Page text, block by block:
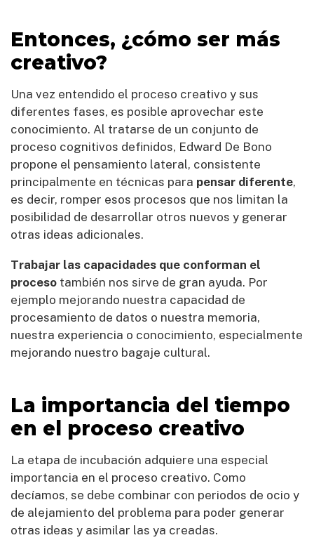
Entonces, ¿cómo ser más
creativo?
Una vez entendido el proceso creativo y sus
diferentes fases, es posible aprovechar este
conocimiento. Al tratarse de un conjunto de
proceso cognitivos definidos, Edward De Bono
propone el pensamiento lateral, consistente
principalmente en técnicas para pensar diferente,
es decir, romper esos procesos que nos limitan la
posibilidad de desarrollar otros nuevos y generar
otras ideas adicionales.
Trabajar las capacidades que conforman el
proceso también nos sirve de gran ayuda. Por
ejemplo mejorando nuestra capacidad de
procesamiento de datos o nuestra memoria,
nuestra experiencia o conocimiento, especialmente
mejorando nuestro bagaje cultural.
La importancia del tiempo
en el proceso creativo
La etapa de incubación adquiere una especial
importancia en el proceso creativo. Como
decíamos, se debe combinar con periodos de ocio y
de alejamiento del problema para poder generar
otras ideas y asimilar las ya creadas.